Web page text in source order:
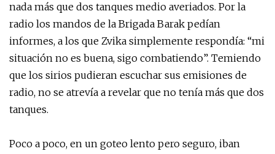
nada más que dos tanques medio averiados. Por la
radio los mandos de la Brigada Barak pedían
informes, a los que Zvika simplemente respondía: “mi
situación no es buena, sigo combatiendo”. Temiendo
que los sirios pudieran escuchar sus emisiones de
radio, no se atrevía a revelar que no tenía más que dos
tanques.
Poco a poco, en un goteo lento pero seguro, iban